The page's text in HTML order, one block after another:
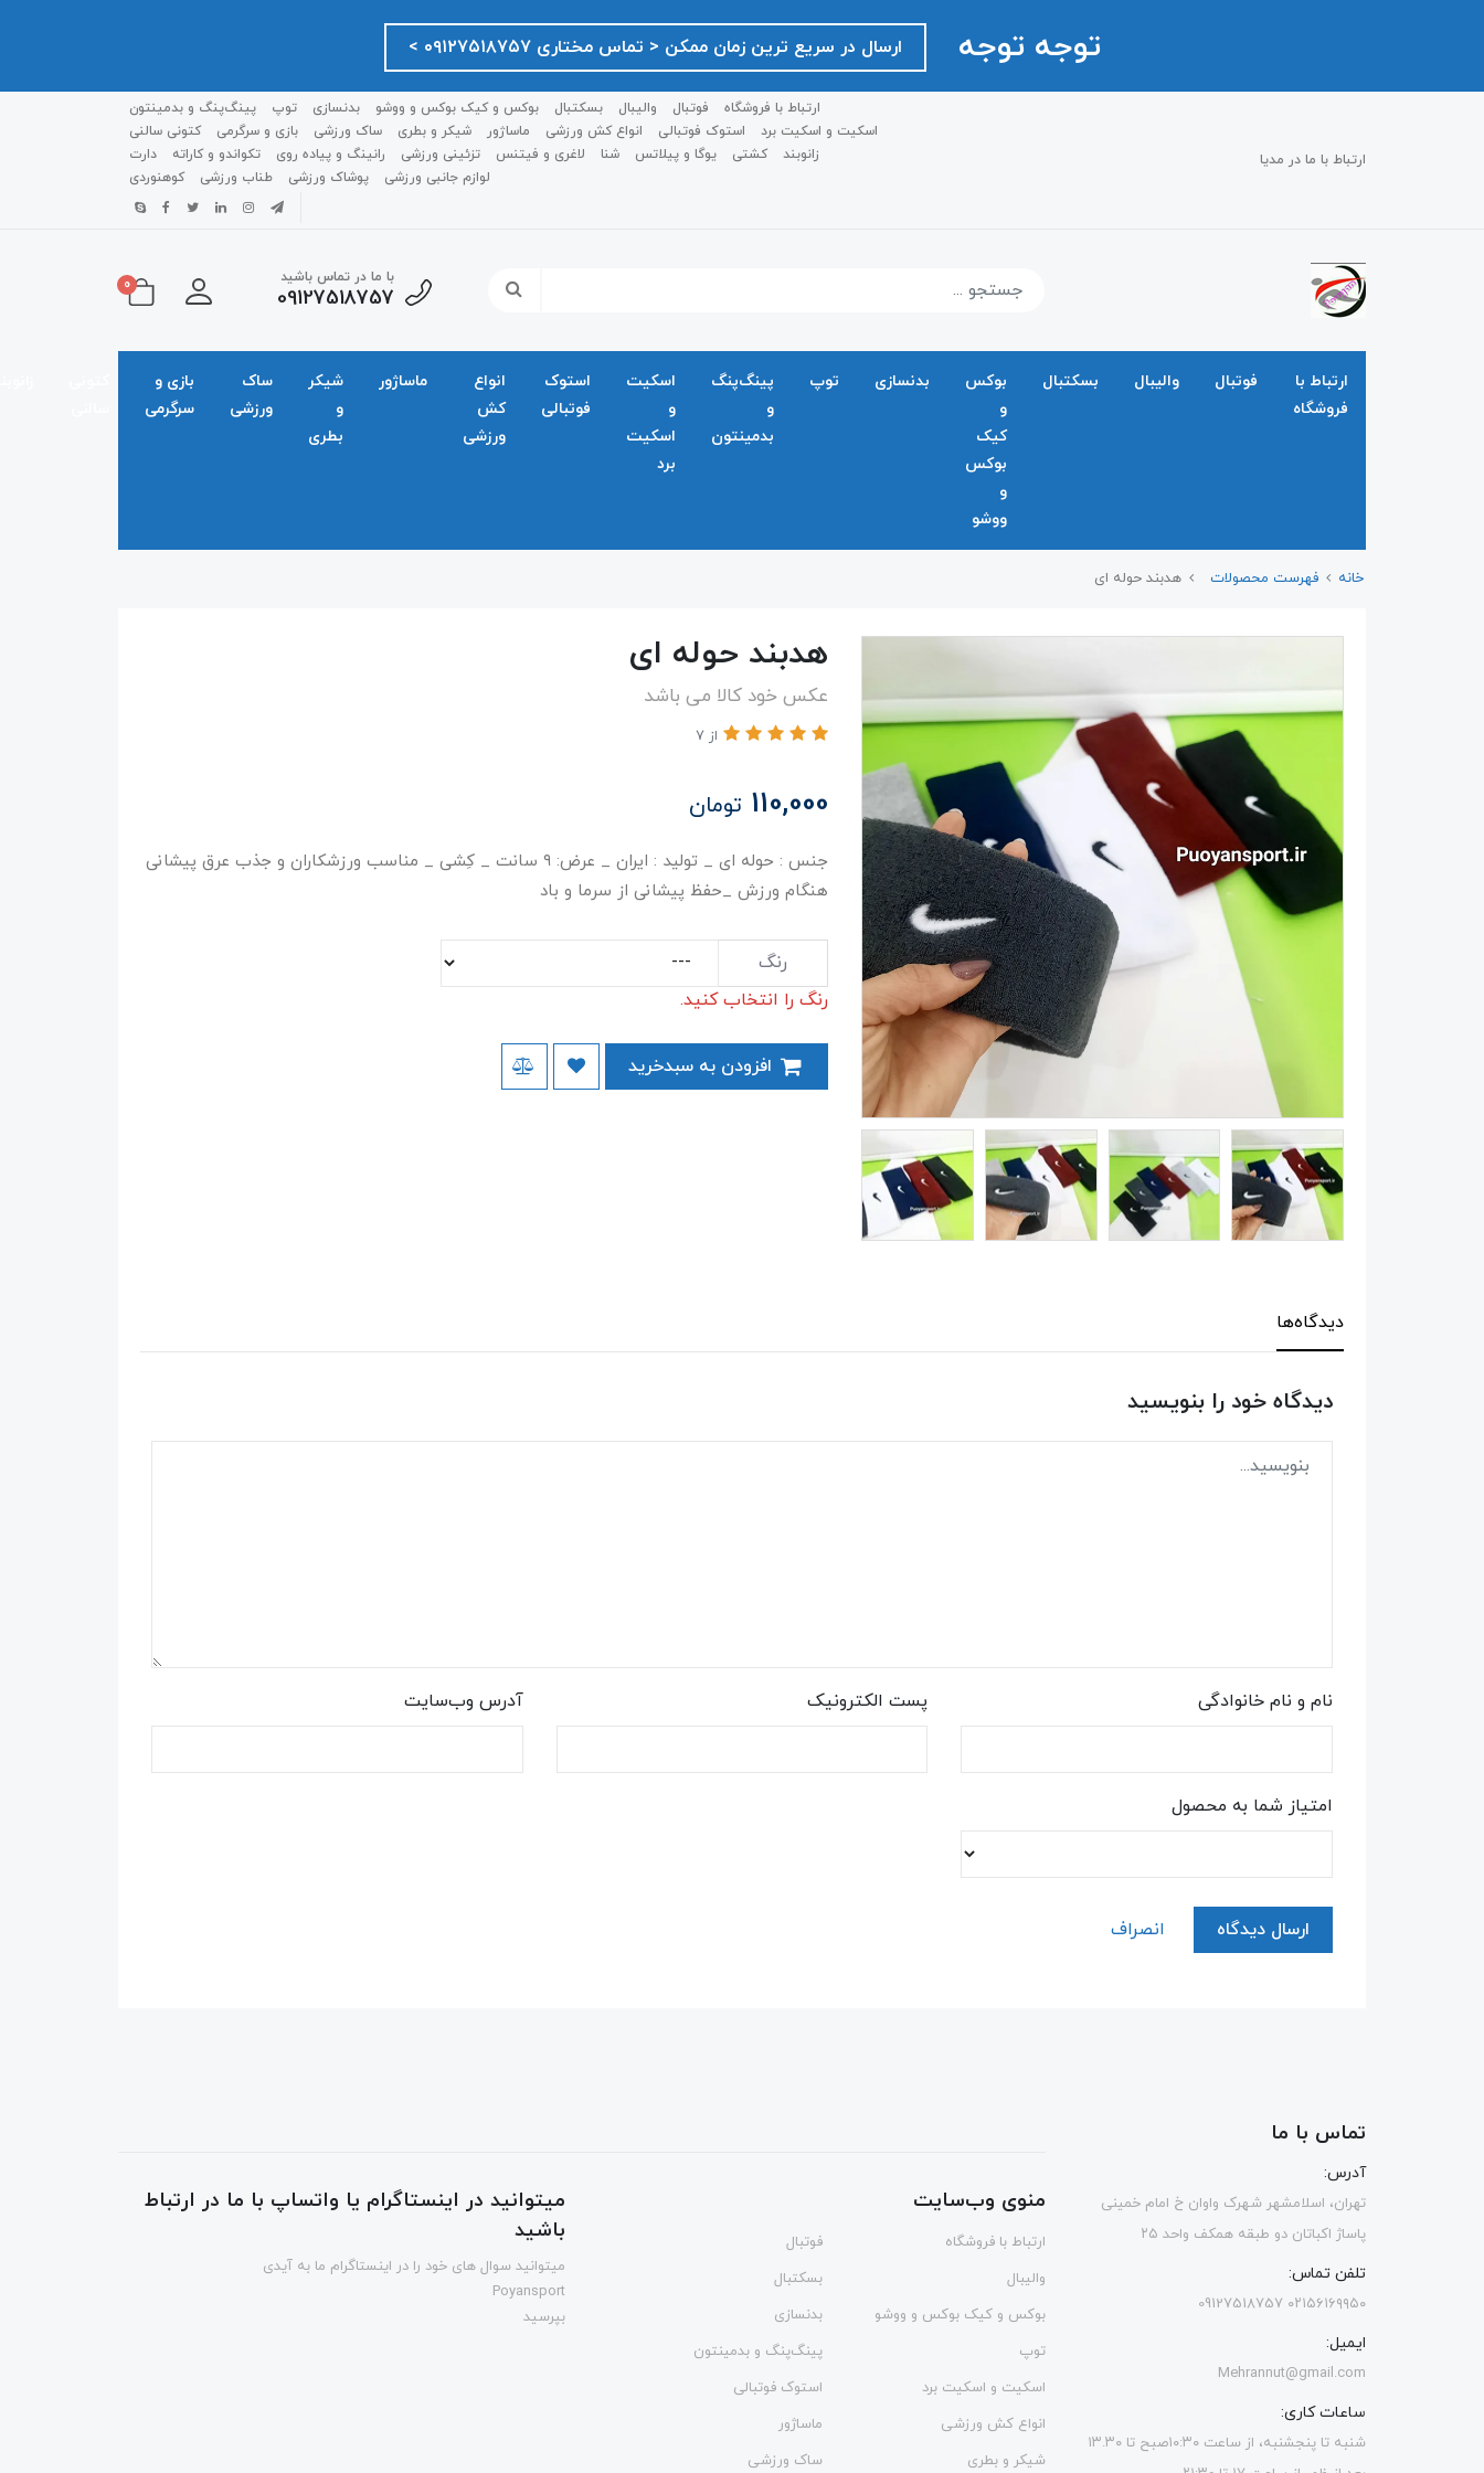
توجه توجه ارسال در سریع ترین زمان ممکن ‌< تماس مختاری ۰۹۱۲۷۵۱۸۷۵۷ >
ارتباط با ما در مدیا
ارتباط با فروشگاه فوتبال والیبال بسکتبال بوکس و کیک بوکس و ووشو بدنسازی توپ
پینگ‌پنگ و بدمينتون
اسکیت و اسکیت برد
استوک فوتبالی انواع کش ورزشی ماساژور شیکر و بطری ساک ورزشی بازی و سرگرمی
کتونی سالنی
زانوبند
کشتی یوگا و پیلاتس شنا لاغری و فیتنس تزئینی ورزشی رانینگ و پیاده روی تکواندو و کاراته
دارت
لوازم جانبی ورزشی
پوشاک ورزشی طناب ورزشی کوهنوردی
با ما در تماس باشید
09127518757
0
ارتباط با
فروشگاه
فوتبال والیبال بسکتبال
بوکس
و
کیک
بوکس
و
ووشو
بدنسازی توپ
پینگ‌پنگ
و
بدمينتون
اسکیت
و
اسکیت
برد
استوک
فوتبالی
انواع
کش
ورزشی
ماساژور
شیکر
و
بطری
ساک
ورزشی
بازی و
سرگرمی
خانه فهرست محصولات هدبند حوله ای
هدبند حوله ای
عکس خود کالا می باشد
از 7
110,000 تومان
جنس : حوله ای _ تولید : ایران _ عرض: ۹ سانت _ کِشی _ مناسب ورزشکاران و جذب عرق پیشانی
هنگام ورزش _حفظ پیشانی از سرما و باد
رنگ
رنگ را انتخاب کنید.
دیدگاه‌ها
دیدگاه خود را بنویسید
نام و نام خانوادگی پست الکترونیک آدرس وب‌سایت
امتیاز شما به محصول
ارسال دیدگاه انصراف
تماس با ما
آدرس:
تهران، اسلامشهر شهرک واوان خ امام خمینی
پاساژ اکباتان دو طبقه همکف واحد ۲۵
تلفن تماس:
۰۲۱۵۶۱۶۹۹۵۰ 09127518757
ایمیل:
Mehrannut@gmail.com
ساعات کاری:
شنبه تا پنجشنبه، از ساعت ۱۰:۳۰صبح تا ۱۳.۳۰
منوی وب‌سایت
ارتباط با فروشگاه
فوتبال
والیبال
بسکتبال
بوکس و کیک بوکس و ووشو
بدنسازی
توپ
پینگ‌پنگ و بدمينتون
اسکیت و اسکیت برد
استوک فوتبالی
انواع کش ورزشی
ماساژور
شیکر و بطری
ساک ورزشی
میتوانید در اینستاگرام یا واتساپ با ما در ارتباط
باشید
میتوانید سوال های خود را در اینستاگرام ما به آیدی
Poyansport
بپرسید